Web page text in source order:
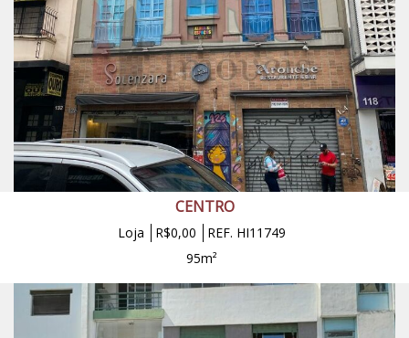
CENTRO
Loja R$0,00
REF. HI11749
95m²